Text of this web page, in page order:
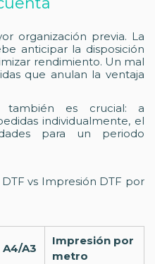
organización previa. La
anticipar la disposición
rendimiento. Un mal
que anulan la ventaja
también es crucial: a
individualmente, el
para un periodo
vs Impresión DTF por
A3
Impresión por
metro